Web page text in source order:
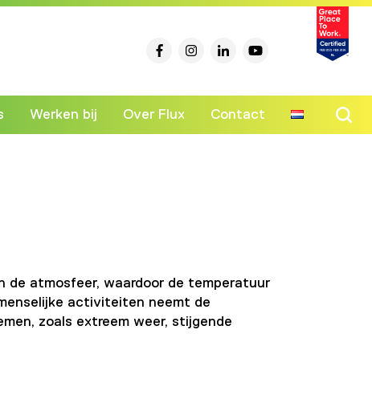
Werken bij Over Flux Contact
de atmosfeer, waardoor de temperatuur
activiteiten neemt de
zoals extreem weer, stijgende